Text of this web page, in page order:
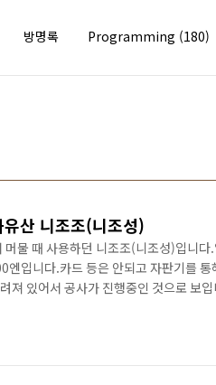
방명록 Programming (180)
산 니조조(니조성)
물 때 사용하던 니조조(니조성)입니
엔입니다.카드 등은 안되고 자판기를
져 있어서 공사가 진행중인 것으로 보
있습니다.세계유산 니조조에 대한 간략
씨는 썩 좋지는 않았지만 그나마 비가